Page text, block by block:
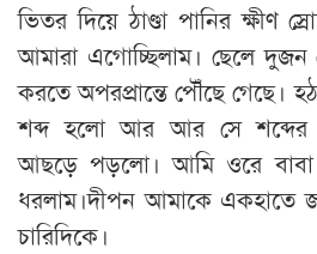
ভিতর দিয়ে ঠাণ্ডা পানির ক্ষীণ
আমারা এগোচ্ছিলাম। ছেলে
করতে অপরপ্রান্তে পৌঁছে গেছে।
শব্দ হলো আর আর সে শব্দের
আছড়ে পড়লো। আমি ওরে বাবা
ধরলাম।দীপন আমাকে একহাতে
চারিদিকে।